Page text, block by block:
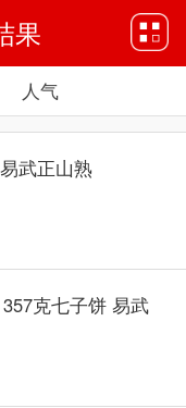
果
人气
武正山熟
克七子饼 易武